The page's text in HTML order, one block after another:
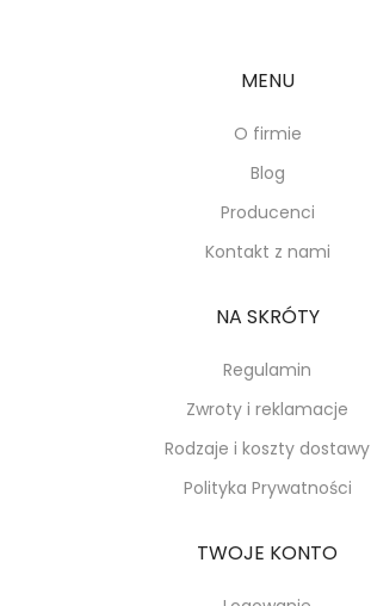
MENU
O firmie
Blog
Producenci
Kontakt z nami
NA SKRÓTY
Regulamin
Zwroty i reklamacje
Rodzaje i koszty dostawy
Polityka Prywatności
TWOJE KONTO